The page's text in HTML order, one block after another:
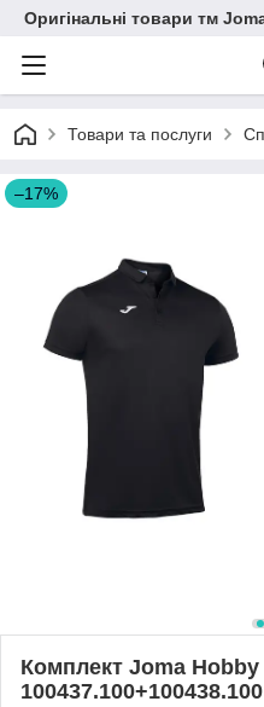
Оригінальні товари тм
Товари та послуги
–17%
Комплект Joma